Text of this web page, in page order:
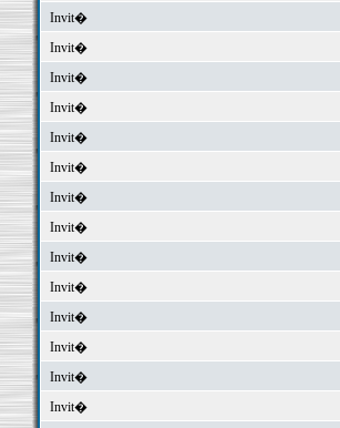
Invit�
Invit�
Invit�
Invit�
Invit�
Invit�
Invit�
Invit�
Invit�
Invit�
Invit�
Invit�
Invit�
Invit�